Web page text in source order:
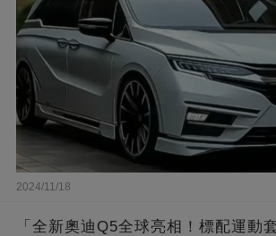
2024/11/18
「全新奧迪Q5全球亮相！標配運動